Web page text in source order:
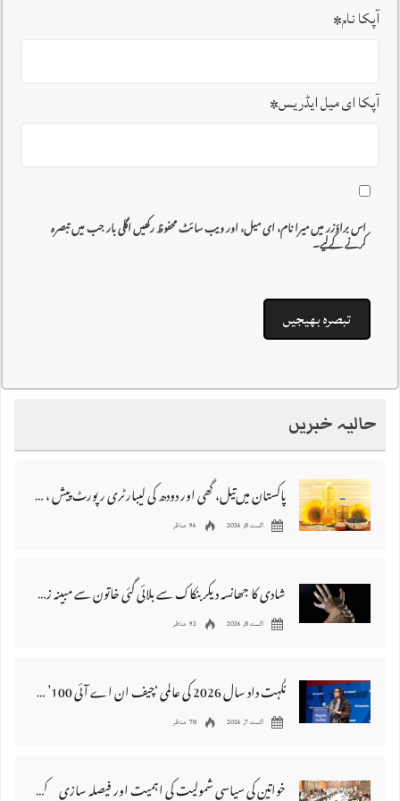
آپکا نام*
آپکا ای میل ایڈریس*
اس براؤزر میں میرا نام، ای میل، اور ویب سائٹ محفوظ رکھیں اگلی بار جب میں تبصرہ
کرنے کےلیے۔
حالیہ خبریں
پاکستان میں‌تیل، گھی اور دودھ کی لیبارٹری رپورٹ پیش ، 176 نمونے غیر معیاری قرار
اگست 8, 2026 96 مناظر
شادی کا جھانسہ دیکر بنکاک سے بلائی گئی خاتون سے مبینہ زیادتی، ملزم گرفتار
اگست 8, 2026 92 مناظر
نگہت داد سال 2026 کی عالمی ‘چیف ان اے آئی 100’ فہرست میں شامل
اگست 7, 2026 78 مناظر
خواتین کی سیاسی شمولیت کی اہمیت اور فیصلہ سازی کے عمل میں فعال کردار